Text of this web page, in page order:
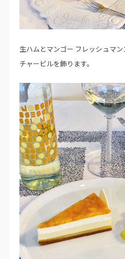
生ハムとマンゴー フレッシュマ
チャービルを飾ります。